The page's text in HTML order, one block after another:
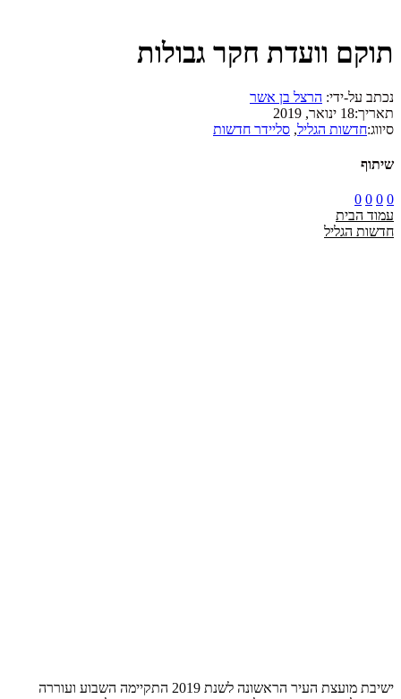
תוקם וועדת חקר גבולות
נכתב על-ידי: הרצל בן אשר
תאריך:18 ינואר, 2019
סיווג:חדשות הגליל, סליידר חדשות
שיתוף
0
0
0
0
עמוד הבית
חדשות הגליל
ישיבת מועצת העיר הראשונה לשנת 2019 התקיימה השבוע ועוררה